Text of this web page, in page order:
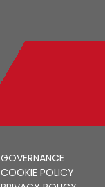
GOVERNANCE
COOKIE POLICY